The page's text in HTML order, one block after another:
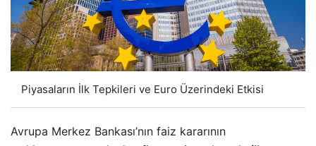
Piyasaların İlk Tepkileri ve Euro Üzerindeki Etkisi
Avrupa Merkez Bankası’nın faiz kararının